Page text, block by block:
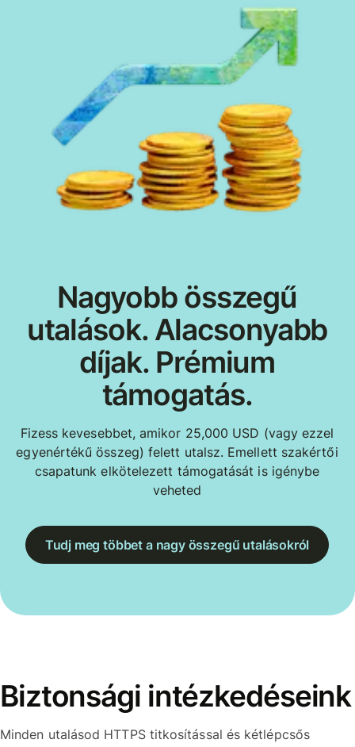
Nagyobb összegű
utalások. Alacsonyabb
díjak. Prémium
támogatás.
Fizess kevesebbet, amikor 25,000 USD (vagy ezzel
egyenértékű összeg) felett utalsz. Emellett szakértői
csapatunk elkötelezett támogatását is igénybe
veheted
Tudj meg többet a nagy összegű utalásokról
Biztonsági intézkedéseink
Minden utalásod HTTPS titkosítással és kétlépcsős